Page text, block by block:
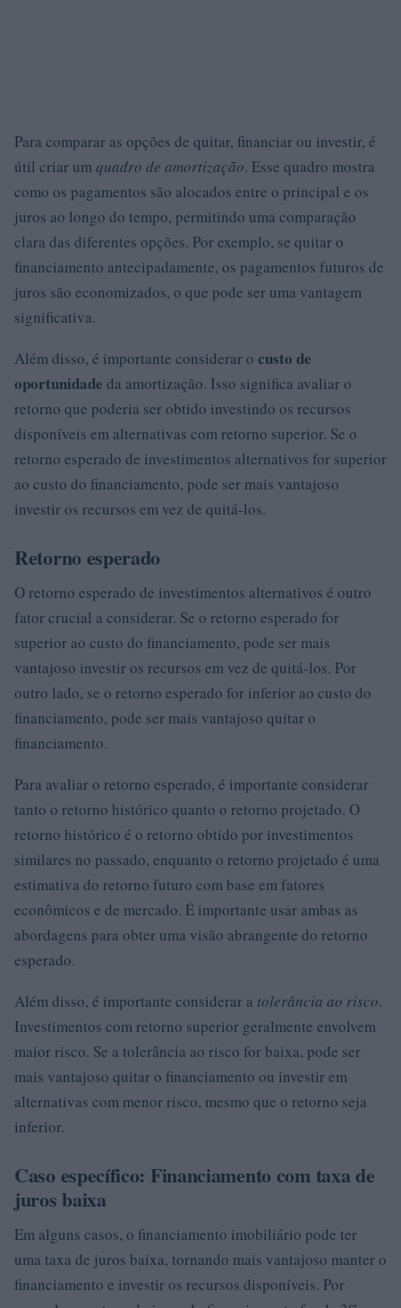
Para comparar as opções de quitar, financiar ou investir, é
útil criar umquadro de amortização. Esse quadro mostra
como os pagamentos são alocados entre o principal e os
juros ao longo do tempo, permitindo uma comparação
clara das diferentes opções. Por exemplo, se quitar o
financiamento antecipadamente, os pagamentos futuros de
juros são economizados, o que pode ser uma vantagem
significativa.
Além disso, é importante considerar o custo de
oportunidade da amortização. Isso significa avaliar o
retorno que poderia ser obtido investindo os recursos
disponíveis em alternativas com retorno superior. Se o
retorno esperado de investimentos alternativos for superior
ao custo do financiamento, pode ser mais vantajoso
investir os recursos em vez de quitá-los.
Retorno esperado
O retorno esperado de investimentos alternativos é outro
fator crucial a considerar. Se o retorno esperado for
superior ao custo do financiamento, pode ser mais
vantajoso investir os recursos em vez de quitá-los. Por
outro lado, se o retorno esperado for inferior ao custo do
financiamento, pode ser mais vantajoso quitar o
financiamento.
Para avaliar o retorno esperado, é importante considerar
tanto o retorno histórico quanto o retorno projetado. O
retorno histórico é o retorno obtido por investimentos
similares no passado, enquanto o retorno projetado é uma
estimativa do retorno futuro com base em fatores
econômicos e de mercado. É importante usar ambas as
abordagens para obter uma visão abrangente do retorno
esperado.
Além disso, é importante considerar a tolerância ao risco.
Investimentos com retorno superior geralmente envolvem
maior risco. Se a tolerância ao risco for baixa, pode ser
mais vantajoso quitar o financiamento ou investir em
alternativas com menor risco, mesmo que o retorno seja
inferior.
Caso específico: Financiamento com taxa de
juros baixa
Em alguns casos, o financiamento imobiliário pode ter
uma taxa de juros baixa, tornando mais vantajoso manter o
financiamento e investir os recursos disponíveis. Por